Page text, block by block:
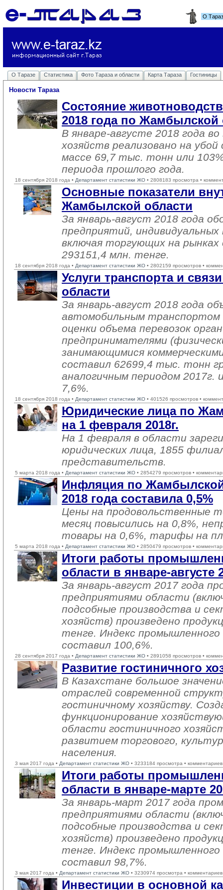
О
О Таразе Статистика Фото Тараза и области Карта Тараза Гостиницы
Новости Тараза
Состояние
2018 года по Жамбылской
В январе-августе 2018 года во
хозяйств реализовано на
массе 69,7 тыс. тонн или
периода прошлого года.
18 сентября 2018 года • Департамент статистики ЖО • 2808183 просмотра •
Основные показатели
Жамбылской области
За январь-август 2018 года
предприятий,
включая торгующих на рынках
293151,4 млн. тенге.
18 сентября 2018 года • Департамент статистики ЖО • 2802159 просмотров •
Услуги транспорта и
области
За январь-август 2018 года
автомобильным транспортом
оценки объема перевозок
предпринимателями
занимающимися
составил 62699,4 тыс. тонн
аналогичным периодом 2017г.
7,6%.
18 сентября 2018 года • Департамент статистики ЖО • 401526 просмотров •
Юридические лица по
на 1 февраля 2018г.
На 1 февраля в области
юридических лица, 1855
представительств.
5 марта 2018 года • Департамент статистики ЖО • 2854279 просмотров •
Инфляция по
2018 года составила 0,5%
Цены на продовольственные
месяц повысились на 0,8%,
товары на 0,6%, тарифы на
5 марта 2018 года • Департамент статистики ЖО • 2850479 просмотров •
Итоги работы
области в январе-августе
За январь-август 2017 года
предприятиями области
подсобные производства и
хозяйств) произведено
тенге. Индекс промышленного
составил 100,6%.
28 сентября 2017 года • Департамент статистики ЖО • 2891058 просмотров •
Развитие гостиничного
В Казахстане большое
отраслей современной
гостиничному хозяйству.
функционирование
области гостиничного
развитием торгового,
населения.
3 мая 2017 года • Департамент статистики ЖО • 3233184 просмотра •
Итоги работы
области в январе-марте
За январь-март 2017 года
предприятиями области
подсобные производства и
хозяйств) произведено
тенге. Индекс промышленного
составил 98,7%.
3 мая 2017 года • Департамент статистики ЖО • 3230974 просмотра •
Инвестиции в основной